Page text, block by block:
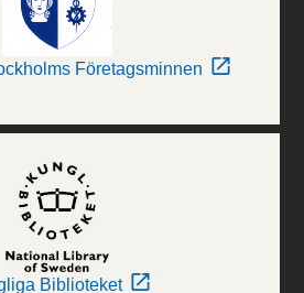
Företagsminnen
Biblioteket